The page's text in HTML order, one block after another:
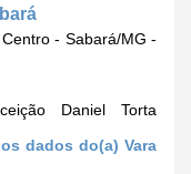
- Sabará/MG -
Daniel Torta
dados do(a) Vara